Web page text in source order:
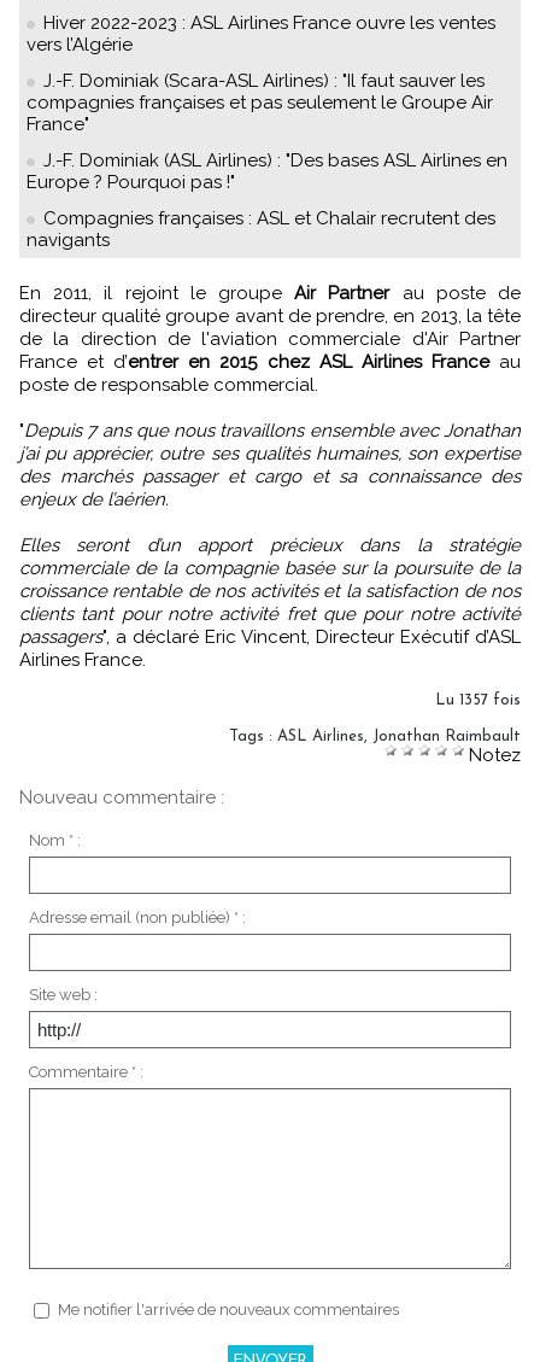
Hiver 2022-2023 : ASL Airlines France ouvre les ventes
vers l’Algérie
J.-F. Dominiak (Scara-ASL Airlines) : "Il faut sauver les
compagnies françaises et pas seulement le Groupe Air
France"
J.-F. Dominiak (ASL Airlines) : "Des bases ASL Airlines en
Europe ? Pourquoi pas !"
Compagnies françaises : ASL et Chalair recrutent des
navigants
En 2011, il rejoint le groupeAir Partnerau poste de
directeur qualité groupe avant de prendre, en 2013, la tête
de la direction de l'aviation commerciale d'Air Partner
France et d’entrer en 2015 chez ASL Airlines Franceau
poste de responsable commercial.
"Depuis 7 ans que nous travaillons ensemble avec Jonathan
j’ai pu apprécier, outre ses qualités humaines, son expertise
des marchés passager et cargo et sa connaissance des
enjeux de l’aérien.
Elles seront d’un apport précieux dans la stratégie
commerciale de la compagnie basée sur la poursuite de la
croissance rentable de nos activités et la satisfaction de nos
clients tant pour notre activité fret que pour notre activité
passagers", a déclaré Eric Vincent, Directeur Exécutif d’ASL
Airlines France.
Lu 1357 fois
Tags : ASL Airlines, Jonathan Raimbault
Notez
Nouveau commentaire :
Nom * :
Adresse email (non publiée) * :
Site web :
Commentaire * :
Me notifier l'arrivée de nouveaux commentaires